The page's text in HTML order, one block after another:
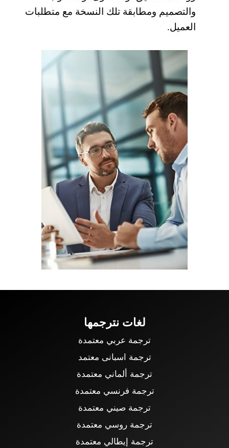
والتصميم ومطابقة تلك النسخة مع متطلبات
العميل.
لغات نترجمها
ترجمة عربي معتمدة
ترجمة اسبانى معتمد
ترجمة ألماني معتمدة
ترجمة فرنسي معتمدة
ترجمة صيني معتمدة
ترجمة روسي معتمدة
ترجمة إيطالي معتمدة